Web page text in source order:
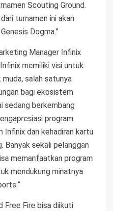
Scouting Ground.
turnamen ini akan
Dogma.”
Manager Infinix
memiliki visi untuk
salah satunya
bagi ekosistem
sedang berkembang
program
Infinix dan kehadiran kartu
Banyak sekali pelanggan
memanfaatkan program
mendukung minatnya
Free Fire bisa diikuti